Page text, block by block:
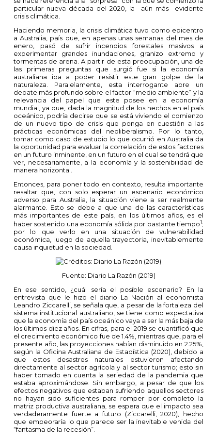
particular nueva década del 2020, la –aún más– evidente
crisis climática.
Haciendo memoria, la crisis climática tuvo como epicentro
a Australia, país que, en apenas unas semanas del mes de
enero, pasó de sufrir incendios forestales masivos a
experimentar grandes inundaciones, granizo extremo y
tormentas de arena. A partir de esta preocupación, una de
las primeras preguntas que surgió fue si la economía
australiana iba a poder resistir este gran golpe de la
naturaleza. Paralelamente, esta interrogante abre un
debate más profundo sobre el factor “medio ambiente” y la
relevancia del papel que este posee en la economía
mundial, ya que, dada la magnitud de los hechos en el país
oceánico, podría decirse que se está viviendo el comienzo
de un nuevo tipo de crisis que ponga en cuestión a las
prácticas económicas del neoliberalismo. Por lo tanto,
tomar como caso de estudio lo que ocurrió en Australia da
la oportunidad para evaluar la correlación de estos factores
en un futuro inminente, en un futuro en el cual se tendrá que
ver, necesariamente, a la economía y la sostenibilidad de
manera horizontal.
Entonces, para poner todo en contexto, resulta importante
resaltar que, con solo esperar un escenario económico
adverso para Australia, la situación viene a ser realmente
alarmante. Esto se debe a que una de las características
más importantes de este país, en los últimos años, es el
haber sostenido una economía sólida por bastante tiempo1;
por lo que verlo en una situación de vulnerabilidad
económica, luego de aquella trayectoria, inevitablemente
causa inquietud en la sociedad.
Fuente: Diario La Razón (2019)
En ese sentido, ¿cuál sería el posible escenario? En la
entrevista que le hizo el diario La Nación al economista
Leandro Ziccarelli, se señala que, a pesar de la fortaleza del
sistema institucional australiano, se tiene como expectativa
que la economía del país oceánico vaya a ser la más baja de
los últimos diez años. En cifras, para el 2019 se cuantificó que
el crecimiento económico fue de 1.4%, mientras que, para el
presente año, las proyecciones habían disminuido en 2.25%,
según la Oficina Australiana de Estadística (2020), debido a
que estos desastres naturales estuvieron afectando
directamente al sector agrícola y al sector turismo; esto sin
haber tomado en cuenta la seriedad de la pandemia que
estaba aproximándose. Sin embargo, a pesar de que los
efectos negativos que estaban sufriendo aquellos sectores
no hayan sido suficientes para romper por completo la
matriz productiva australiana, se espera que el impacto sea
verdaderamente fuerte a futuro (Ziccarelli, 2020), hecho
que empeoraría lo que parece ser la inevitable venida del
“fantasma de la recesión”.